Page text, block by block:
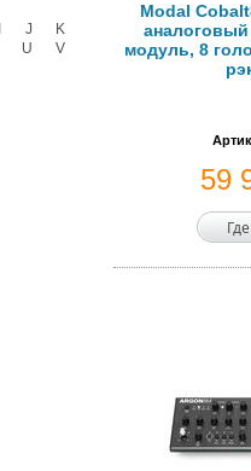
J
K
U
V
Modal
модуль, 8
59